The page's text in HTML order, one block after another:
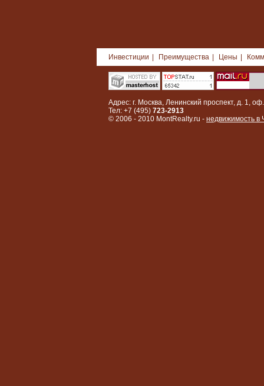
Инвестиции Преимущества Цены
Адрес: г. Москва, Ленинский проспект, д. 1,
Тел: +7 (495) 723-2913
© 2006 - 2010 MontRealty.ru - недвижимость в